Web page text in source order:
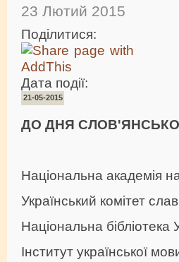
23 Лютий 2015
Поділитися:
Дата події:
21-05-2015
ДО ДНЯ СЛОВ'ЯНСЬКО
Національна академія
Український комітет
Національна бібліотека
Інститут української